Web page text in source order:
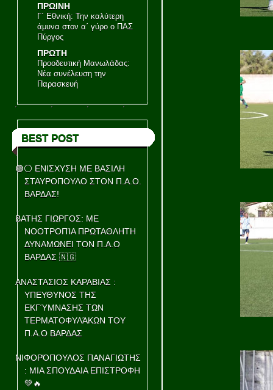
ΠΡΩΙΝΗ
Γ΄ Εθνική: Την καλύτερη
άμυνα στον α΄ γύρο ο ΠΑΣ
Πύργος
ΠΡΩΤΗ
Προοδευτική Μανωλάδας:
Νέα συνέλευση την
Παρασκευή
BEST POST
🟢⚪ ΕΝΙΣΧΥΣΗ ΜΕ ΒΑΣΙΛΗ
ΣΤΑΥΡΟΠΟΥΛΟ ΣΤΟΝ Π.Α.Ο.
ΒΑΡΔΑΣ!
ΒΑΤΗΣ ΓΙΩΡΓΟΣ: ΜΕ
ΝΟΟΤΡΟΠΊΑ ΠΡΩΤΑΘΛΗΤΗ
ΔΥΝΑΜΩΝΕΙ ΤΟΝ Π.Α.Ο
ΒΑΡΔΑΣ 🇳🇬
ΑΝΑΣΤΑΣΙΟΣ ΚΑΡΑΒΙΑΣ :
ΥΠΕΥΘΥΝΟΣ ΤΗΣ
ΕΚΓΎΜΝΑΣΗΣ ΤΩΝ
ΤΕΡΜΑΤΟΦΥΛΆΚΩΝ ΤΟΥ
Π.Α.Ο ΒΑΡΔΑΣ
ΝΙΦΟΡΌΠΟΥΛΟΣ ΠΑΝΑΓΙΩΤΗΣ
: ΜΙΑ ΣΠΟΥΔΑΙΑ ΕΠΙΣΤΡΟΦΗ
💚🔥